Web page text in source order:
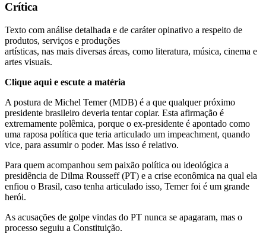
Crítica
Texto com análise detalhada e de caráter opinativo a respeito de
produtos, serviços e produções
artísticas, nas mais diversas áreas, como literatura, música, cinema e
artes visuais.
Clique aqui e escute a matéria
A postura de Michel Temer (MDB) é a que qualquer próximo
presidente brasileiro deveria tentar copiar. Esta afirmação é
extremamente polêmica, porque o ex-presidente é apontado como
uma raposa política que teria articulado um impeachment, quando
vice, para assumir o poder. Mas isso é relativo.
Para quem acompanhou sem paixão política ou ideológica a
presidência de Dilma Rousseff (PT) e a crise econômica na qual ela
enfiou o Brasil, caso tenha articulado isso, Temer foi é um grande
herói.
As acusações de golpe vindas do PT nunca se apagaram, mas o
processo seguiu a Constituição.